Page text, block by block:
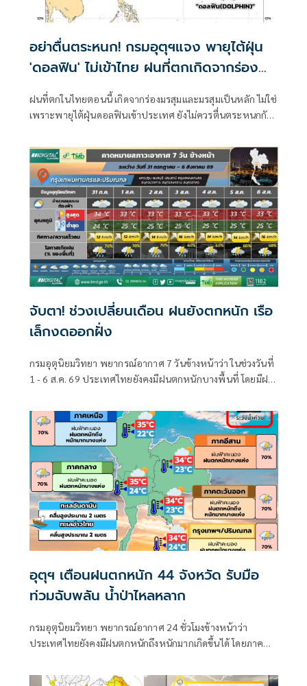
อย่าตื่นตระหนก! กรมอุตุฯแจง พายุไต้ฝุ่น
'ดอลฟิน' ไม่เข้าไทย ฝนที่ตกเกิดจากร่อง
มรสุม
ฝนที่ตกในไทยตอนนี้ เกิดจากร่องมรสุมและมรสุมเป็นหลัก ไม่ใช่
เพราะพายุไต้ฝุ่นดอลฟินเข้าประเทศ ยังไม่ควรตื่นตระหนกกับ
จับตา! ช่วงเปลี่ยนเดือน ฝนยังตกหนัก เรือ
เล็กงดออกฝั่ง
กรมอุตุนิยมวิทยา พยากรณ์อากาศ 7 วันข้างหน้าว่า ในช่วงวันที่
1 - 6 ส.ค. 69 ประเทศไทยยังคงมีฝนตกหนักบางพื้นที่ โดยมีฝน
อุตุฯ เตือนฝนตกหนัก 44 จังหวัด รับมือ
ท่วมฉับพลัน น้ำป่าไหลหลาก
กรมอุตุนิยมวิทยา พยากรณ์อากาศ 24 ชั่วโมงข้างหน้าว่า
ประเทศไทยยังคงมีฝนตกหนักถึงหนักมากเกิดขึ้นได้ โดยภาค
บางแห่ง